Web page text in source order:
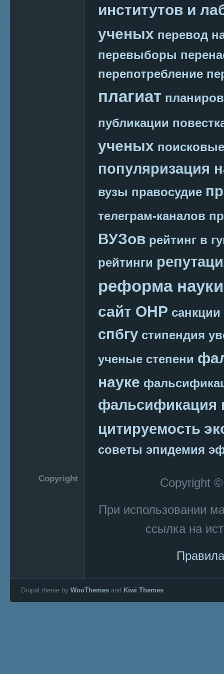
институтов и
ученых перевод
перевыборы
перепотребление
плагиат
публикации
ученых
популяризация
вузы правосудие
телеграм-каналов
ВУЗов рейтинг в
рейтинги
реформа науки
сайт ОНР санкции
спбгу стипендия
ученые степени
науке
фальсификация
цитируемость
советы эпидемия
Copyright
Copyright
При использовании
ссылка на
Drupal theme by WooThemes and Kiwi Themes